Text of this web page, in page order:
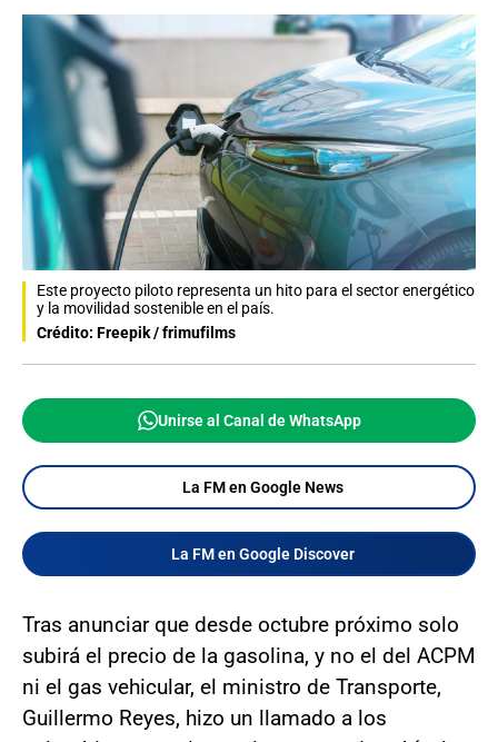
Este proyecto piloto representa un hito para el sector energético
y la movilidad sostenible en el país.
Crédito: Freepik / frimufilms
Unirse al Canal de WhatsApp
La FM en Google News
La FM en Google Discover
Tras anunciar que desde octubre próximo solo
subirá el precio de la gasolina, y no el del ACPM
ni el gas vehicular, el ministro de Transporte,
Guillermo Reyes, hizo un llamado a los